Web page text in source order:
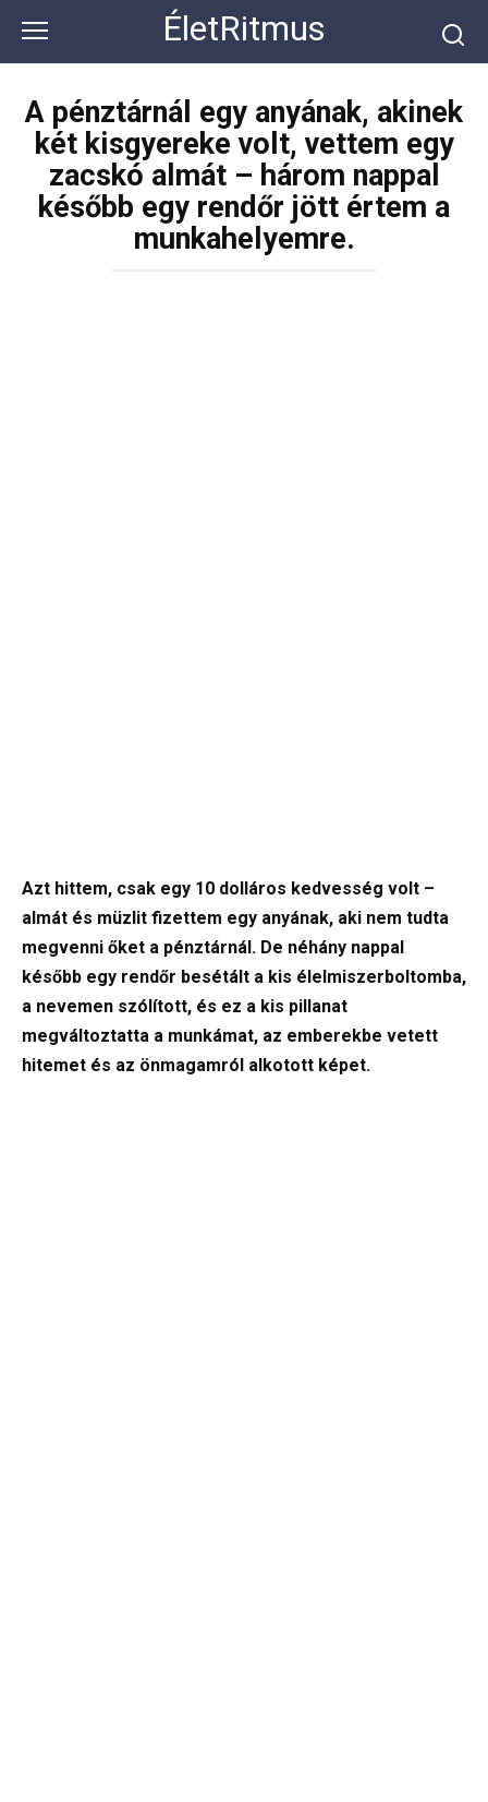
контенту
ÉletRitmus
A pénztárnál egy anyának, akinek
két kisgyereke volt, vettem egy
zacskó almát – három nappal
később egy rendőr jött értem a
munkahelyemre.
Azt hittem, csak egy 10 dolláros kedvesség volt –
almát és müzlit fizettem egy anyának, aki nem tudta
megvenni őket a pénztárnál. De néhány nappal
később egy rendőr besétált a kis élelmiszerboltomba,
a nevemen szólított, és ez a kis pillanat
megváltoztatta a munkámat, az emberekbe vetett
hitemet és az önmagamról alkotott képet.